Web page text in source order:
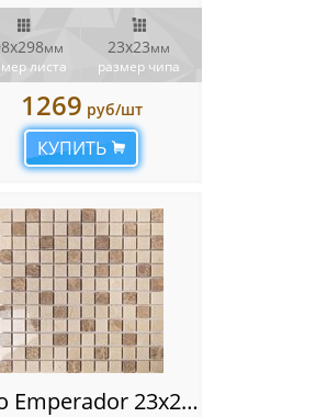
мм
листа
23x23мм
размер чипа
1269 руб/шт
КУПИТЬ
Pino Emperador 23x23 Мозаика Chakmaks